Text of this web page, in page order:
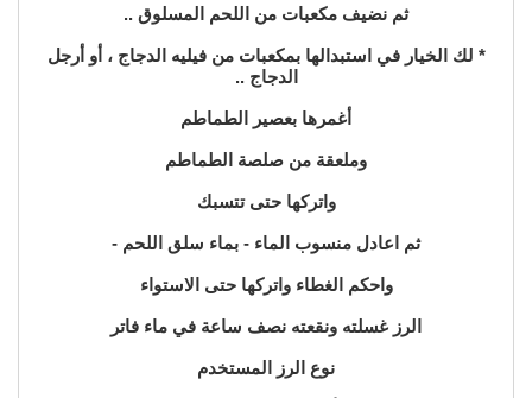
ثم نضيف مكعبات من اللحم المسلوق ..
* لك الخيار في استبدالها بمكعبات من فيليه الدجاج ، أو أرجل
الدجاج ..
أغمرها بعصير الطماطم
وملعقة من صلصة الطماطم
واتركها حتى تتسبك
ثم اعادل منسوب الماء - بماء سلق اللحم -
واحكم الغطاء واتركها حتى الاستواء
الرز غسلته ونقعته نصف ساعة في ماء فاتر
نوع الرز المستخدم